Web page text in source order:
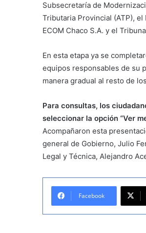
Subsecretaría de
Tributaria Provincial (ATP),
ECOM Chaco S.A. y el
En esta etapa ya se
equipos responsables de su
manera gradual al resto de
Para consultas, los
seleccionar la opción “Ver
Acompañaron esta
general de Gobierno, Julio
Legal y Técnica, Alejandro
Facebook